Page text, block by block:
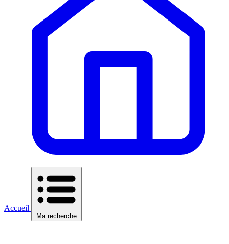
Accueil
Ma recherche